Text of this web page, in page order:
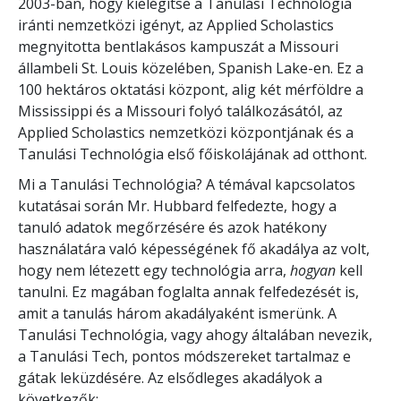
iránti nemzetközi igényt, az Applied Scholastics
megnyitotta bentlakásos kampuszát a Missouri
állambeli St. Louis közelében, Spanish Lake-en. Ez a
100 hektáros oktatási központ, alig két mérföldre a
Mississippi és a Missouri folyó találkozásától, az
Applied Scholastics nemzetközi központjának és a
Tanulási Technológia első főiskolájának ad otthont.
Mi a Tanulási Technológia? A témával kapcsolatos
kutatásai során Mr. Hubbard felfedezte, hogy a
tanuló adatok megőrzésére és azok hatékony
használatára való képességének fő akadálya az volt,
hogy nem létezett egy technológia arra, hogyan kell
tanulni. Ez magában foglalta annak felfedezését is,
amit a tanulás három akadályaként ismerünk. A
Tanulási Technológia, vagy ahogy általában nevezik,
a Tanulási Tech, pontos módszereket tartalmaz e
gátak leküzdésére. Az elsődleges akadályok a